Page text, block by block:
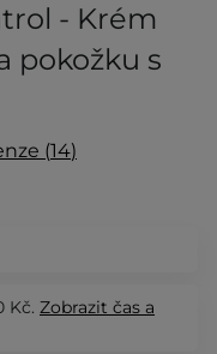
- Krém
pokožku s
14
Kč. Zobrazit čas a